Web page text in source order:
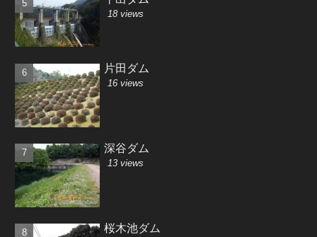
18 views
片田ダム
16 views
深谷ダム
13 views
桜木池ダム